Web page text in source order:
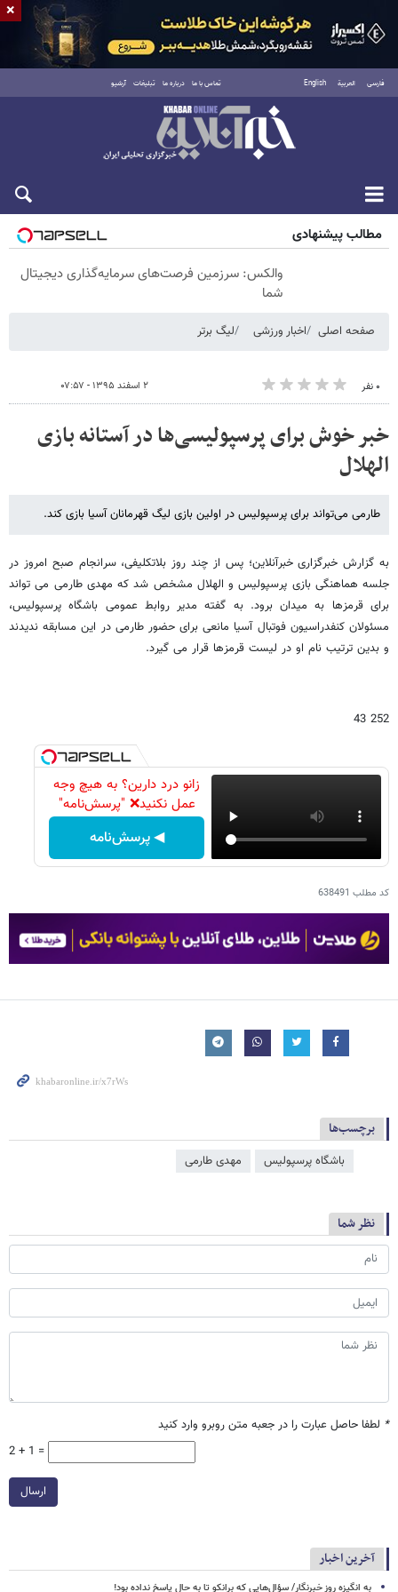
فارسی العربية English تماس با ما درباره ما تبلیغات آرشیو
شنبه ۱۷ مرداد ۱۴۰۵
مطالب پیشنهادی
والکس: سرزمین فرصت‌های سرمایه‌گذاری دیجیتال
شما
صفحه اصلی اخبار ورزشی لیگ برتر
۰ نفر ۲ اسفند ۱۳۹۵ - ۰۷:۵۷
خبر خوش برای پرسپولیسی‌ها در آستانه بازی
الهلال
طارمی می‌تواند برای پرسپولیس در اولین بازی لیگ قهرمانان آسیا بازی کند.
به گزارش خبرگزاری خبرآنلاین؛ پس از چند روز بلاتکلیفی، سرانجام صبح امروز در
جلسه هماهنگی بازی پرسپولیس و الهلال مشخص شد که مهدی طارمی می تواند
برای قرمزها به میدان برود. به گفته مدیر روابط عمومی باشگاه پرسپولیس،
مسئولان کنفدراسیون فوتبال آسیا مانعی برای حضور طارمی در این مسابقه ندیدند
و بدین ترتیب نام او در لیست قرمزها قرار می گیرد.
252 43
زانو درد دارین؟ به هیچ وجه
عمل نکنید❌ "پرسش‌نامه"
◀ پرسش‌نامه
کد مطلب 638491
برچسب‌ها
باشگاه پرسپولیس مهدی طارمی
نظر شما
* لطفا حاصل عبارت را در جعبه متن روبرو وارد کنید
2 + 1 =
ارسال
آخرین اخبار
به انگیزه روز خبرنگار/ سؤال‌هایی که برانکو تا به حال پاسخ نداده بود!
×